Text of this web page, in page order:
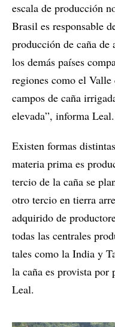
escala de producción
Brasil es responsable
producción de caña
los demás países
regiones como el
campos de caña
elevada”, informa Leal.
Existen formas
materia prima es
tercio de la caña se
otro tercio en tierra
adquirido de
todas las centrales
tales como la India y
la caña es provista por
Leal.